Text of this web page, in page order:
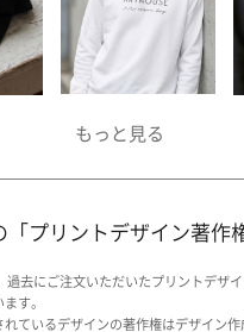
「プリントデザイン著作
過去にご注文いただいたプリントデザ
す。
れているデザインの著作権はデザイン